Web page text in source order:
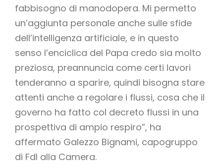
fabbisogno di manodopera. Mi permetto
un’aggiunta personale anche sulle sfide
dell’intelligenza artificiale, e in questo
senso l’enciclica del Papa credo sia molto
preziosa, preannuncia come certi lavori
tenderanno a sparire, quindi bisogna stare
attenti anche a regolare i flussi, cosa che il
governo ha fatto col decreto flussi in una
prospettiva di ampio respiro”, ha
affermato Galezzo Bignami, capogruppo
di FdI alla Camera.